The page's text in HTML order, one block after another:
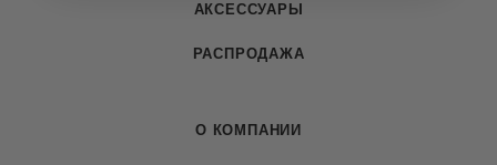
АКСЕССУАРЫ
РАСПРОДАЖА
О КОМПАНИИ